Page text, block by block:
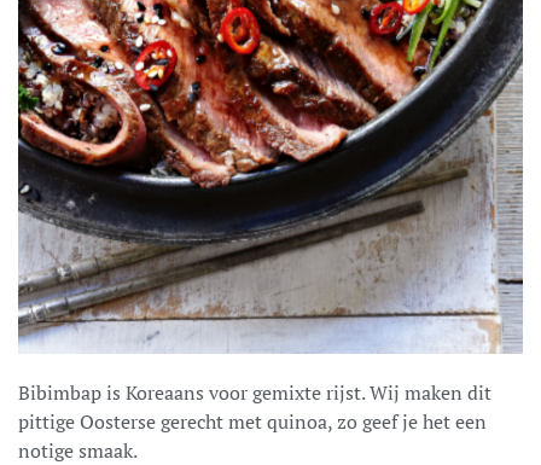
Bibimbap is Koreaans voor gemixte rijst. Wij maken dit
pittige Oosterse gerecht met quinoa, zo geef je het een
notige smaak.